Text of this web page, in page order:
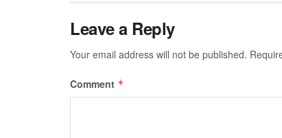
Leave a Reply
Your email address will not be published.
Comment *